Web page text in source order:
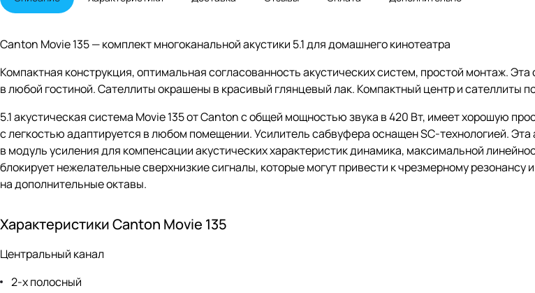
Canton Movie 135 — комплект многоканальной акустики 5.1 для домашнего кинотеатра
Компактная конструкция, оптимальная согласованность акустических систем, простой монтаж.
в любой гостиной. Сателлиты окрашены в красивый глянцевый лак. Компактный центр и сателлиты
5.1 акустическая система Movie 135 от Canton с общей мощностью звука в 420 Вт, имеет хорошую
с легкостью адаптируется в любом помещении. Усилитель сабвуфера оснащен SC-технологией.
в модуль усиления для компенсации акустических характеристик динамика, максимальной
блокирует нежелательные сверхнизкие сигналы, которые могут привести к чрезмерному
на дополнительные октавы.
Характеристики Canton Movie 135
Центральный канал
2-х полосный